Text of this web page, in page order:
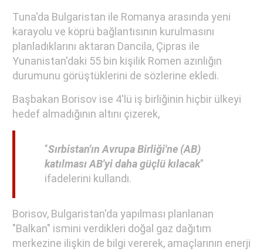
Tuna'da Bulgaristan ile Romanya arasında yeni
karayolu ve köprü bağlantısının kurulmasını
planladıklarını aktaran Dancila, Çipras ile
Yunanistan'daki 55 bin kişilik Romen azınlığın
durumunu görüştüklerini de sözlerine ekledi.
Başbakan Borisov ise 4'lü iş birliğinin hiçbir ülkeyi
hedef almadığının altını çizerek,
"Sırbistan'ın Avrupa Birliği'ne (AB)
katılması AB'yi daha güçlü kılacak"
ifadelerini kullandı.
Borisov, Bulgaristan'da yapılması planlanan
"Balkan" ismini verdikleri doğal gaz dağıtım
merkezine ilişkin de bilgi vererek, amaçlarının enerji